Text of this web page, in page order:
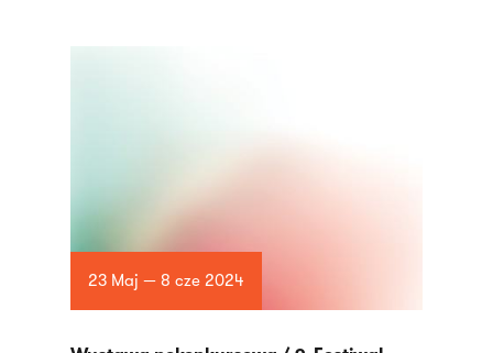
23 Maj — 8 cze 2024